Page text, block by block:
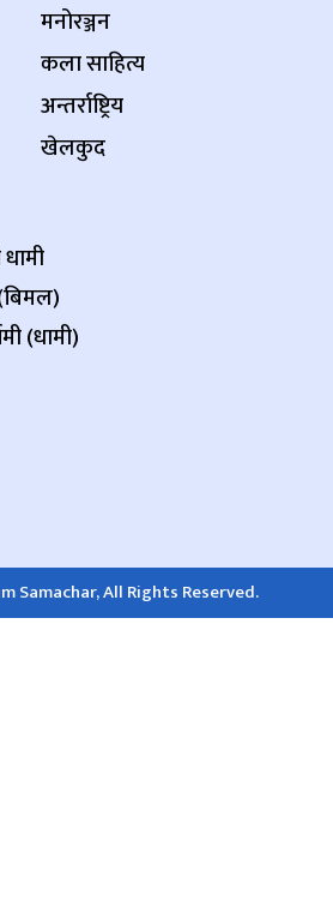
मनोरञ्जन
कला साहित्य
अन्तर्राष्ट्रिय
खेलकुद
(धामी)
Samachar, All Rights Reserved.